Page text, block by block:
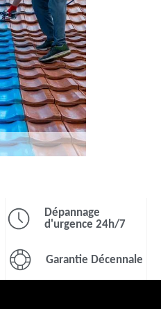
Dépannage
d'urgence 24h/7
Garantie Décennale